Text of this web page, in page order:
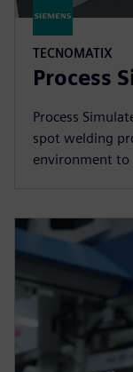
TECNOMATIX
Process
Process
spot welding
environment to